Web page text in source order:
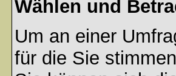
Wählen und
Um an einer
für die Sie